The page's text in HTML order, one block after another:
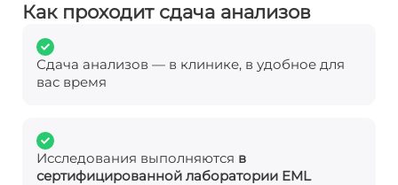
Как проходит сдача анализов
Сдача анализов — в клинике, в удобное для
вас время
Исследования выполняются в
сертифицированной лаборатории EML